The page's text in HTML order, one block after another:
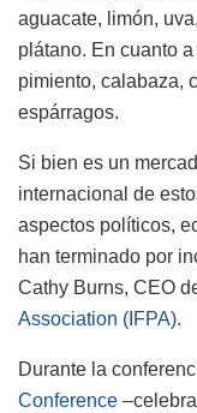
aguacate, limón,
plátano. En cuanto
pimiento, calabaza,
espárragos.
Si bien es un
internacional de
aspectos políticos,
han terminado por
Cathy Burns, CEO
Association (IFPA).
Durante la
Conference